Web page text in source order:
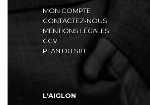
MON COMPTE
CONTACTEZ-NOUS
MENTIONS LÉGALES
CGV
PLAN DU SITE
L'AIGLON